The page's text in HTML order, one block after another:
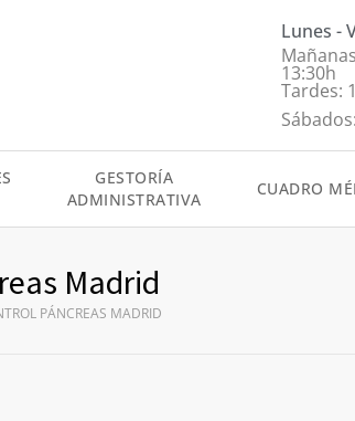
Lunes -
13:30h
Tardes:
GESTORÍA
ADMINISTRATIVA
CUADRO
Madrid
PÁNCREAS MADRID